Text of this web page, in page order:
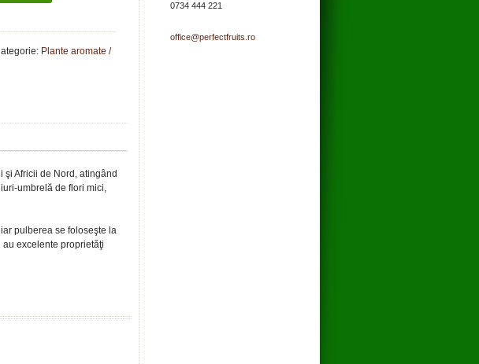
Plante aromate /
Africii de Nord, atingând
umbrelă de flori mici,
pulberea se foloseşte la
excelente proprietăţi
0734 444 221
office@perfectfruits.ro